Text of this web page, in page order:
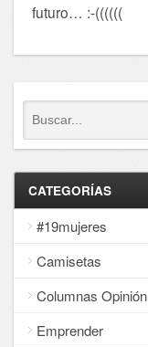
futuro… :-((((((
CATEGORÍAS
#19mujeres
Camisetas
Columnas Opinión
Emprender